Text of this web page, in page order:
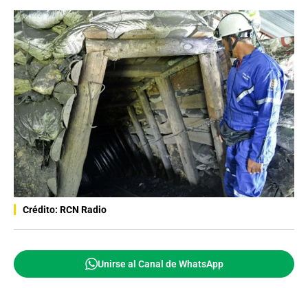
Crédito: RCN Radio
Unirse al Canal de WhatsApp